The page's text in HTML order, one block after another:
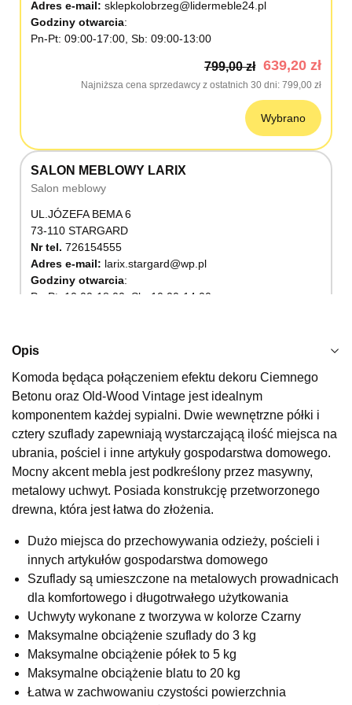
Adres e-mail: sklepkolobrzeg@lidermeble24.pl
Godziny otwarcia
Pn-Pt: 09:00-17:00, Sb: 09:00-13:00
799,00 zł 639,20 zł
Najniższa cena sprzedawcy z ostatnich 30 dni 799,00 zł
Wybrano
SALON MEBLOWY LARIX
Salon meblowy
UL.JÓZEFA BEMA 6
73-110 STARGARD
Nr tel. 726154555
Adres e-mail: larix.stargard@wp.pl
Godziny otwarcia
Pn-Pt: 10:00-18:00, Sb: 10:00-14:00
Wybierz
SALON MEBLOWY KUBUŚ
Salon meblowy
UL.RZEMIEŚLNICZA 6
66-470 KOSTRZYN NAD ODRĄ
Nr tel.507103199
Pn-Pt: 10:00-18:00, Sb: 10:00-14:00
799,00 zł 639,20 zł
Najniższa cena sprzedawcy z ostatnich 30 dni 799,00 zł
Wybierz
SALON MEBLOWY M JAK MEBLE
Salon meblowy
Opis
Komoda będąca połączeniem efektu dekoru Ciemnego
Betonu oraz Old-Wood Vintage jest idealnym
komponentem każdej sypialni. Dwie wewnętrzne półki i
cztery szuflady zapewniają wystarczającą ilość miejsca na
ubrania, pościel i inne artykuły gospodarstwa domowego.
Mocny akcent mebla jest podkreślony przez masywny,
metalowy uchwyt. Posiada konstrukcję przetworzonego
drewna, która jest łatwa do złożenia.
Dużo miejsca do przechowywania odzieży, pościeli i
innych artykułów gospodarstwa domowego
Szuflady są umieszczone na metalowych prowadnicach
dla komfortowego i długotrwałego użytkowania
Uchwyty wykonane z tworzywa w kolorze Czarny
Maksymalne obciążenie szuflady do 3 kg
Maksymalne obciążenie półek to 5 kg
Maksymalne obciążenie blatu to 20 kg
Łatwa w zachwowaniu czystości powierzchnia